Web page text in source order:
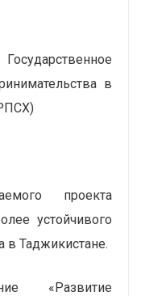
в
проекта
устойчивого
в Таджикистане.
«Развитие